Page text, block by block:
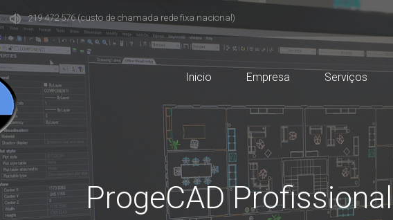
219 472 576(custo de chamada rede fixa nacional)
Inicio Empresa Serviços
ProgeCAD Profissional